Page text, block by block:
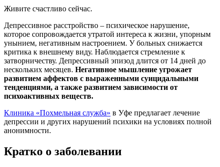
Живите счастливо сейчас.
Депрессивное расстройство – психическое нарушение,
которое сопровождается утратой интереса к жизни, упорным
унынием, негативным настроением. У больных снижается
критика к внешнему виду. Наблюдается стремление к
затворничеству. Депрессивный эпизод длится от 14 дней до
нескольких месяцев. Негативное мышление угрожает
развитием аффектов с выраженными суицидальными
тенденциями, а также развитием зависимости от
психоактивных веществ.
Клиника «Похмельная служба» в Уфе предлагает лечение
депрессии и других нарушений психики на условиях полной
анонимности.
Кратко о заболевании